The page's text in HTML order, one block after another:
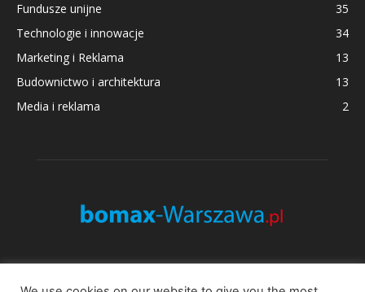
Fundusze unijne
35
Technologie i innowacje
34
Marketing i Reklama
13
Budownictwo i architektura
13
Media i reklama
2
O NAS